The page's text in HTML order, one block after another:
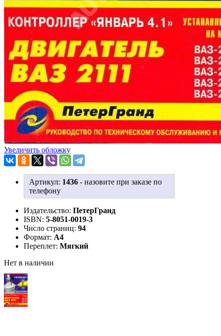
Увеличить обложку
Артикул: 1436 - назовите при заказе по
телефону
Издательство: ПетерГранд
ISBN: 5-8051-0019-3
Число страниц: 94
Формат: А4
Переплет: Мягкий
Нет в наличии